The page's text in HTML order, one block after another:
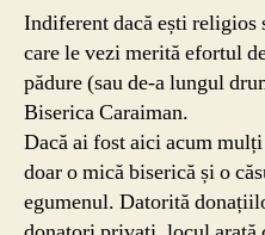
Indiferent dacă ești religios
care le vezi merită efortul
pădure (sau de-a lungul
Biserica Caraiman.
Dacă ai fost aici acum
doar o mică biserică și o
egumenul. Datorită